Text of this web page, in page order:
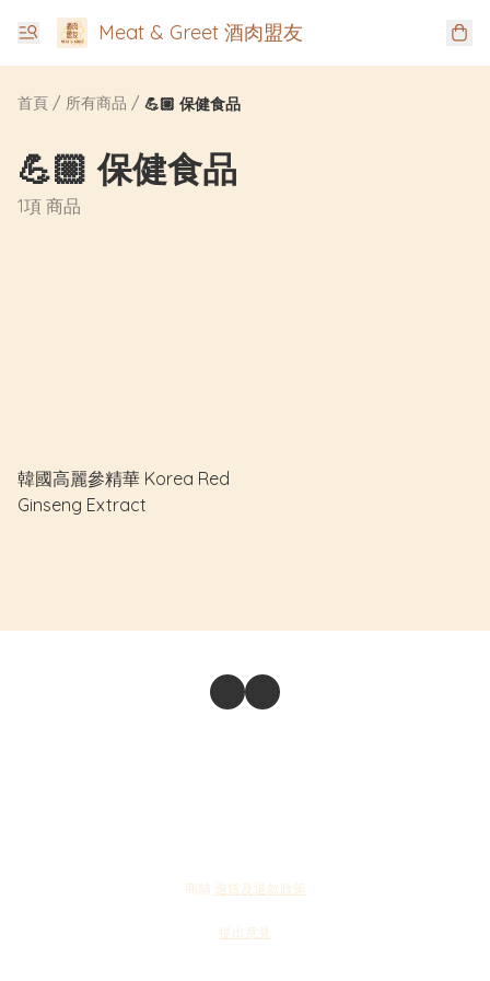
Meat & Greet 酒肉盟友
首頁 / 所有商品 / 💪🏼 保健食品
💪🏼 保健食品
1項 商品
韓國高麗參精華 Korea Red
Ginseng Extract
商舖 退貨及退款政策
提出意見